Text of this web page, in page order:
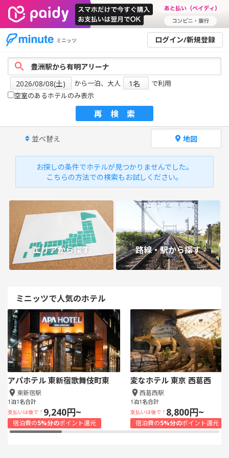
ミニッツ ログイン/新規登録
から一泊、大人
で利用
空室のあるホテルのみ表示
再検索
並べ替え 地図
お探しの条件でホテルが見つかりませんでした。
こちらの方法での検索もお試しください。
エリアから探す 路線・駅から探す
ミニッツで人気のホテル
アパホテル 東新宿歌舞伎町東
東新宿駅
1泊1名合計
支払いは後で！ 9,240円~
宿泊費の5%分のポイント還元
変なホテル 東京 西葛西
西葛西駅
1泊1名合計
支払いは後で！ 8,800円~
宿泊費の5%分のポイント還元